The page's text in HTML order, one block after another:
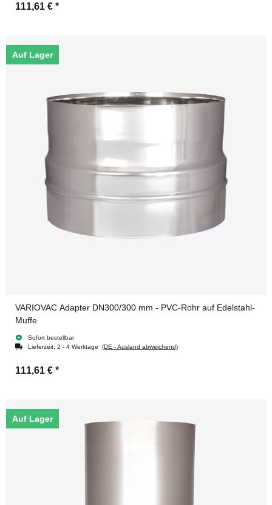
111,61 € *
Auf Lager
VARIOVAC Adapter DN300/300 mm - PVC-Rohr auf Edelstahl-
Muffe
Sofort bestellbar
Lieferzeit: 2 - 4 Werktage (DE - Ausland abweichend)
111,61 € *
Auf Lager